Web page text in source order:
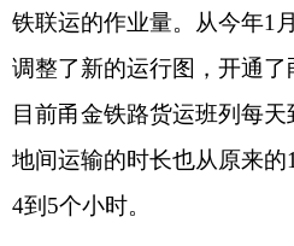
铁联运的作业量。从今年1
调整了新的运行图，开通了
目前甬金铁路货运班列每
地间运输的时长也从原来
4到5个小时。